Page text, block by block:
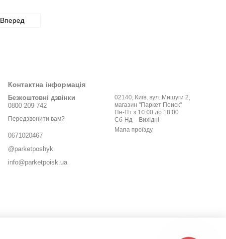
Вперед
Контактна інформація
Безкоштовні дзвінки
0800 209 742
Передзвонити вам?
0671020467
@parketposhyk
info@parketpoisk.ua
02140, Київ, вул. Мишуги 2,
магазин "Паркет Поиск"
Пн-Пт з 10:00 до 18:00
Сб-Нд – Вихідні
Мапа проїзду